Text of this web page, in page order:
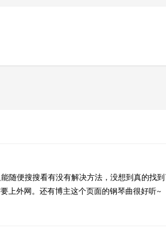
随便搜搜看有没有解决方法，没想到真的找
上外网。还有博主这个页面的钢琴曲很好听~